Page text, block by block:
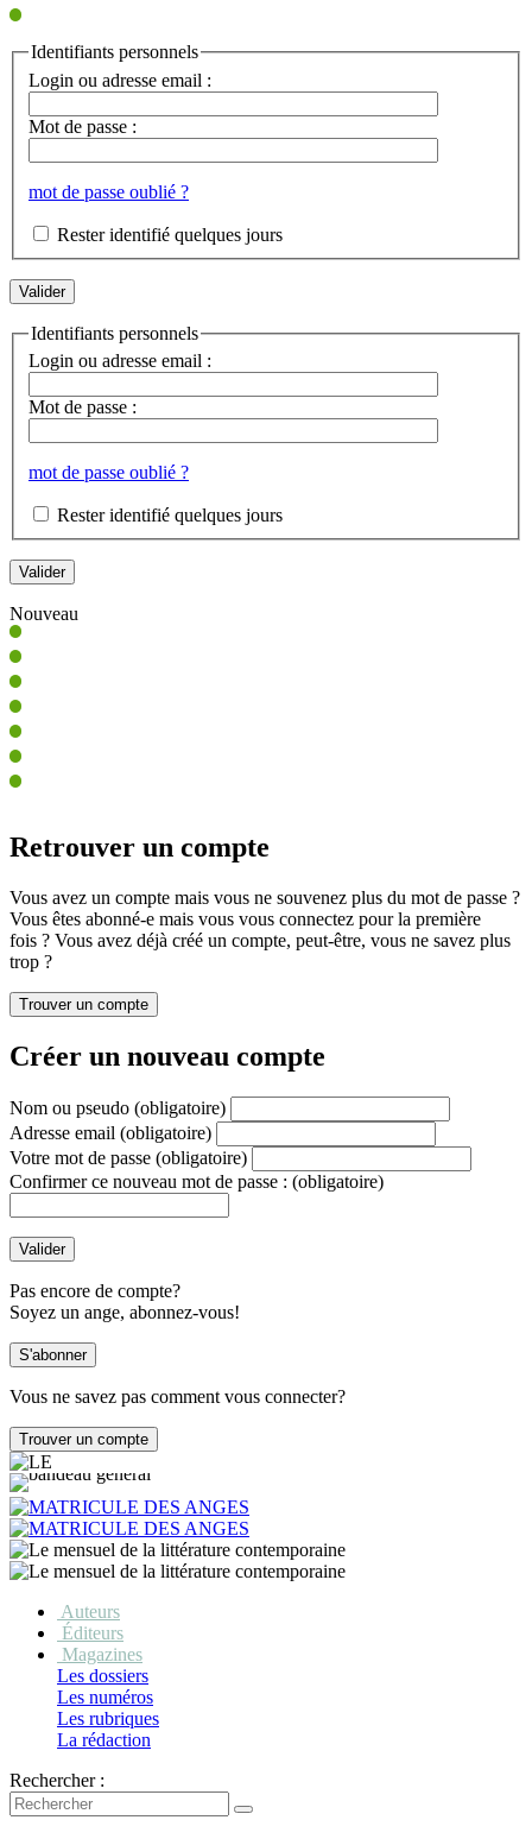
Identifiants personnels
Login ou adresse email :
Mot de passe :
mot de passe oublié ?
Rester identifié quelques jours
Identifiants personnels
Login ou adresse email :
Mot de passe :
mot de passe oublié ?
Rester identifié quelques jours
Nouveau
Retrouver un compte
Vous avez un compte mais vous ne souvenez plus du mot de passe ?
Vous êtes abonné-e mais vous vous connectez pour la première
fois ? Vous avez déjà créé un compte, peut-être, vous ne savez plus
trop ?
Créer un nouveau compte
Nom ou pseudo (obligatoire)
Adresse email (obligatoire)
Votre mot de passe (obligatoire)
Confirmer ce nouveau mot de passe : (obligatoire)
Pas encore de compte?
Soyez un ange, abonnez-vous!
Vous ne savez pas comment vous connecter?
Auteurs
Éditeurs
Magazines
Les dossiers
Les numéros
Les rubriques
La rédaction
Rechercher :